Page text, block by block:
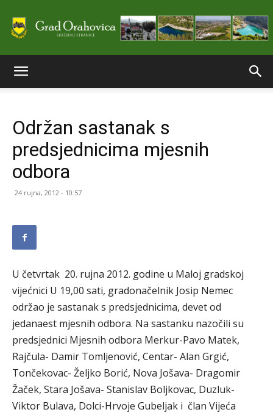
stranice
Održan sastanak s
predsjednicima mjesnih
odbora
24 rujna, 2012 - 10:57
U četvrtak 20. rujna 2012. godine u Maloj gradskoj
vijećnici U 19,00 sati, gradonačelnik Josip Nemec
održao je sastanak s predsjednicima, devet od
jedanaest mjesnih odbora. Na sastanku nazočili su
predsjednici Mjesnih odbora Merkur-Pavo Matek,
Rajčula- Damir Tomljenović, Centar- Alan Grgić,
Tončekovac- Željko Borić, Nova Jošava- Dragomir
Žaček, Stara Jošava- Stanislav Boljkovac, Duzluk-
Viktor Bulava, Dolci-Hrvoje Gubeljak i član Vijeća